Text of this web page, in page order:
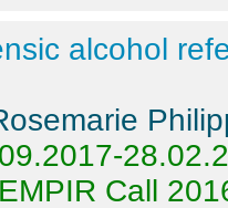
alcohol
Call